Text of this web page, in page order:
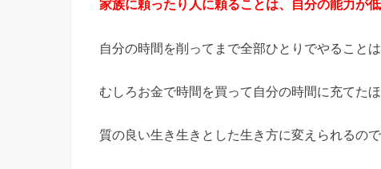
家族に頼ったり人に頼ることは、自分の能力が
自分の時間を削ってまで全部ひとりでやること
むしろお金で時間を買って自分の時間に充てたほ
質の良い生き生きとした生き方に変えられるので